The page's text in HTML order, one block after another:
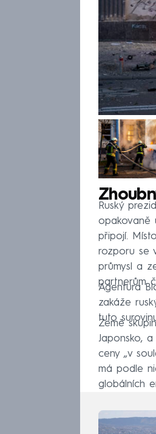
Ruský
opakovaně
připojí.
rozporu se
průmysl a
partnerům
Agentura
zakáže
tuto
Země
Japonsko,
ceny „v
má podle
globálních